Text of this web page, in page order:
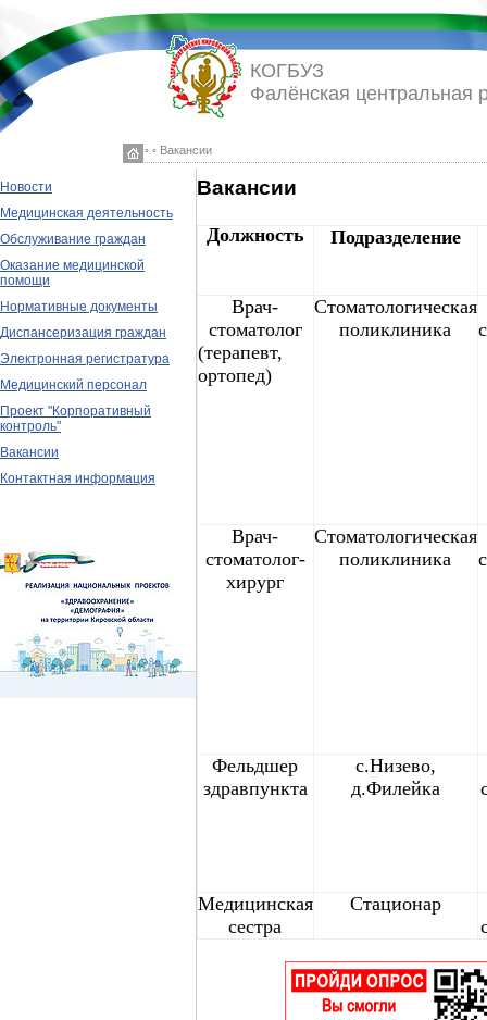
◦ ◦ Вакансии
КОГБУЗ
Фалёнская центральная
Новости
Медицинская деятельность
Обслуживание граждан
Оказание медицинской
помощи
Нормативные документы
Диспансеризация граждан
Электронная регистратура
Медицинский персонал
Проект "Корпоративный
контроль"
Вакансии
Контактная информация
Вакансии
Должность Подразделение
Врач-
стоматолог
(терапевт,
ортопед)
Стоматологическая
поликлиника
Врач-
стоматолог-
хирург
Стоматологическая
поликлиника
Фельдшер
здравпункта
с.Низево,
д.Филейка
Медицинская
сестра
Стационар